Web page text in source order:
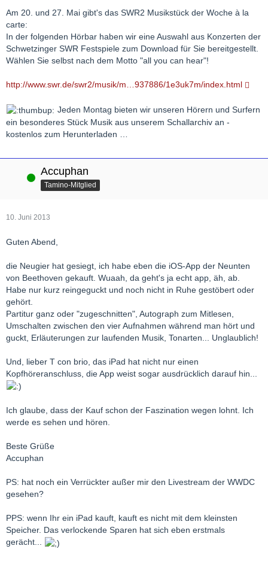
Am 20. und 27. Mai gibt's das SWR2 Musikstück der Woche à la
carte:
In der folgenden Hörbar haben wir eine Auswahl aus Konzerten der
Schwetzinger SWR Festspiele zum Download für Sie bereitgestellt.
Wählen Sie selbst nach dem Motto "all you can hear"!
http://www.swr.de/swr2/musik/m…937886/1e3uk7m/index.html
Jeden Montag bieten wir unseren Hörern und Surfern
ein besonderes Stück Musik aus unserem Schallarchiv an -
kostenlos zum Herunterladen …
Online Accuphan
Tamino-Mitglied
10. Juni 2013
Guten Abend,
die Neugier hat gesiegt, ich habe eben die iOS-App der Neunten
von Beethoven gekauft. Wuaah, da geht's ja echt app, äh, ab.
Habe nur kurz reingeguckt und noch nicht in Ruhe gestöbert oder
gehört.
Partitur ganz oder "zugeschnitten", Autograph zum Mitlesen,
Umschalten zwischen den vier Aufnahmen während man hört und
guckt, Erläuterungen zur laufenden Musik, Tonarten... Unglaublich!
Und, lieber T con brio, das iPad hat nicht nur einen
Kopfhöreranschluss, die App weist sogar ausdrücklich darauf hin...
Ich glaube, dass der Kauf schon der Faszination wegen lohnt. Ich
werde es sehen und hören.
Beste Grüße
Accuphan
PS: hat noch ein Verrückter außer mir den Livestream der WWDC
gesehen?
PPS: wenn Ihr ein iPad kauft, kauft es nicht mit dem kleinsten
Speicher. Das verlockende Sparen hat sich eben erstmals
gerächt...